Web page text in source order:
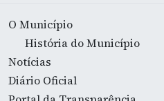
O Município
História do Município
Notícias
Diário Oficial